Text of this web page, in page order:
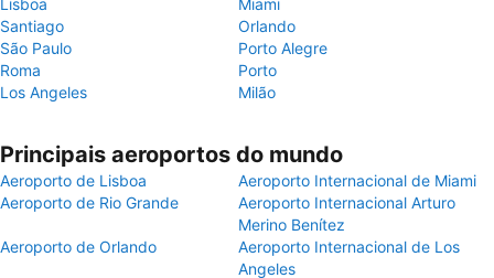
Lisboa
Miami
Santiago
Orlando
São Paulo
Porto Alegre
Roma
Porto
Los Angeles
Milão
Principais aeroportos do mundo
Aeroporto de Lisboa
Aeroporto Internacional de Miami
Aeroporto de Rio Grande
Aeroporto Internacional Arturo
Merino Benítez
Aeroporto de Orlando
Aeroporto Internacional de Los
Angeles